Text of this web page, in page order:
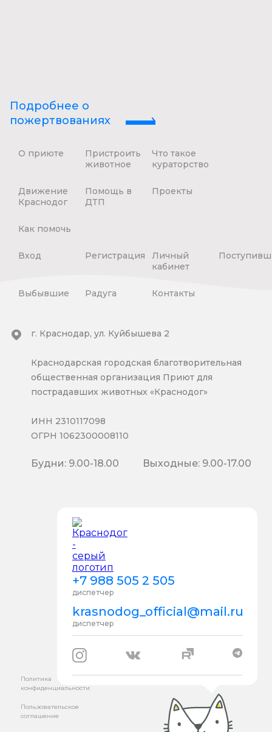
Подробнее о
пожертвованиях
О приюте
Пристроить
животное
Что такое
кураторство
Движение
Краснодог
Помощь в
ДТП
Проекты
Как помочь
Вход Регистрация
Личный
кабинет
Выбывшие Радуга Контакты
+7 988 505 2 505
диспетчер
krasnodog_official@mail.ru
диспетчер
г. Краснодар, ул. Куйбышева 2
Краснодарская городская благотворительная
общественная организация Приют для
пострадавших животных «Краснодог»
ИНН 2310117098
ОГРН 1062300008110
Будни: 9.00-18.00 Выходные: 9.00-17.00
Политика
конфиденциальности
Пользовательское
соглашение